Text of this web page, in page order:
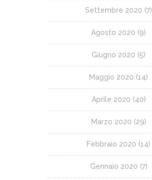
Settembre 2020 (7)
Agosto 2020 (9)
Giugno 2020 (5)
Maggio 2020 (14)
Aprile 2020 (40)
Marzo 2020 (29)
Febbraio 2020 (14)
Gennaio 2020 (7)